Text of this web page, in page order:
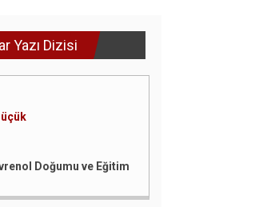
Yazı Dizisi
Doğumu ve Eğitim